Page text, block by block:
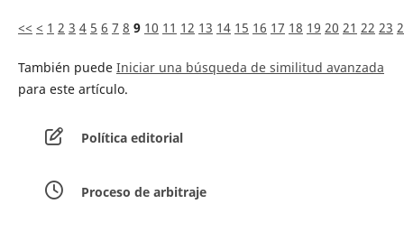
<< < 1 2 3 4 5 6 7 8 9 10 11 12 13 14 15 16 17 18 19 20 21 22 23
También puede Iniciar una búsqueda de similitud avanzada
para este artículo.
Política editorial
Proceso de arbitraje